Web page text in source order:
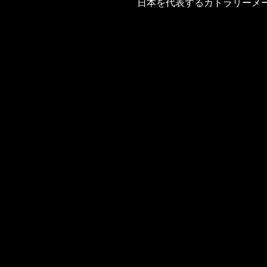
日本を代表するカトラリーメ